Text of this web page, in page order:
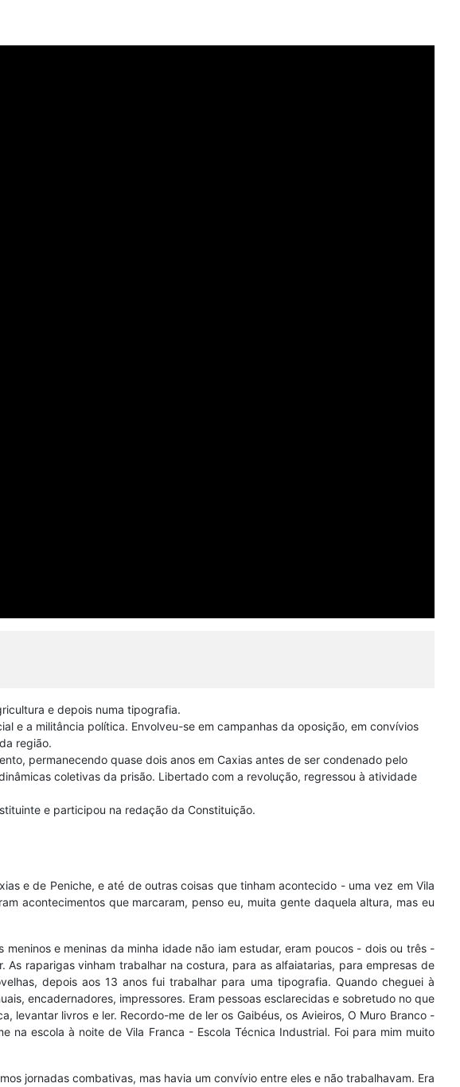
e depois numa tipografia.
e a militância política. Envolveu-se em campanhas da oposição, em convívios
região.
permanecendo quase dois anos em Caxias antes de ser condenado pelo
coletivas da prisão. Libertado com a revolução, regressou à atividade
e participou na redação da Constituição.
e de Peniche, e até de outras coisas que tinham acontecido - uma vez em Vila
acontecimentos que marcaram, penso eu, muita gente daquela altura, mas eu
e meninas da minha idade não iam estudar, eram poucos - dois ou três -
raparigas vinham trabalhar na costura, para as alfaiatarias, para empresas de
depois aos 13 anos fui trabalhar para uma tipografia. Quando cheguei à
encadernadores, impressores. Eram pessoas esclarecidas e sobretudo no que
livros e ler. Recordo-me de ler os Gaibéus, os Avieiros, O Muro Branco -
escola à noite de Vila Franca - Escola Técnica Industrial. Foi para mim muito
jornadas combativas, mas havia um convívio entre eles e não trabalhavam. Era